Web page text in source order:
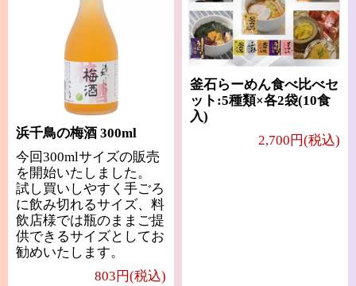
浜千鳥の梅酒 300ml
今回300mlサイズの販売
を開始いたしました。
試し買いしやすく手ごろ
に飲み切れるサイズ、料
飲店様では瓶のままご提
供できるサイズとしてお
勧めいたします。
803円(税込)
釜石らーめん食べ比べセ
ット:5種類×各2袋(10食
入)
2,700円(税込)